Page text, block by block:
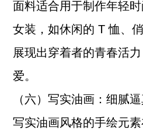
面料适合用于制作年轻
女装，如休闲的 T 恤、
展现出穿着者的青春活
爱。
（六）写实油画：细腻
写实油画风格的手绘元